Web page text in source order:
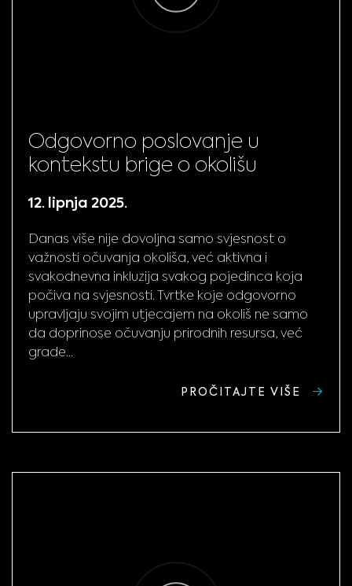
Odgovorno poslovanje u
kontekstu brige o okolišu
12. lipnja 2025.
Danas više nije dovoljna samo svjesnost o
važnosti očuvanja okoliša, već aktivna i
svakodnevna inkluzija svakog pojedinca koja
počiva na svjesnosti. Tvrtke koje odgovorno
upravljaju svojim utjecajem na okoliš ne samo
da doprinose očuvanju prirodnih resursa, već
grade...
PROČITAJTE VIŠE